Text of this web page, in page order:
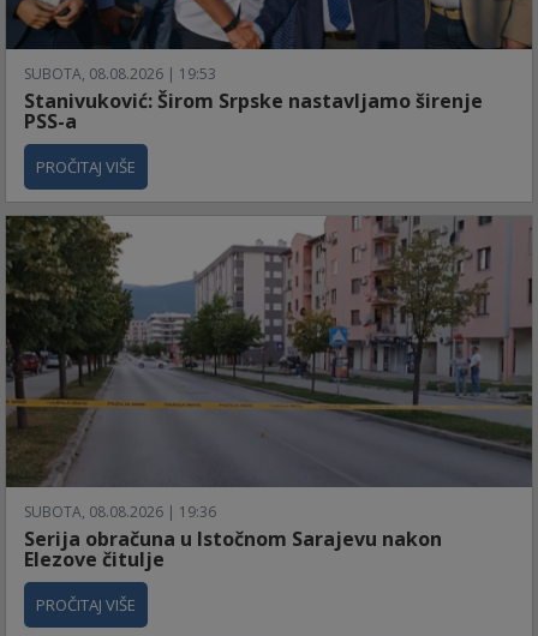
SUBOTA, 08.08.2026 | 19:53
Stanivuković: Širom Srpske nastavljamo širenje
PSS-a
PROČITAJ VIŠE
SUBOTA, 08.08.2026 | 19:36
Serija obračuna u Istočnom Sarajevu nakon
Elezove čitulje
PROČITAJ VIŠE